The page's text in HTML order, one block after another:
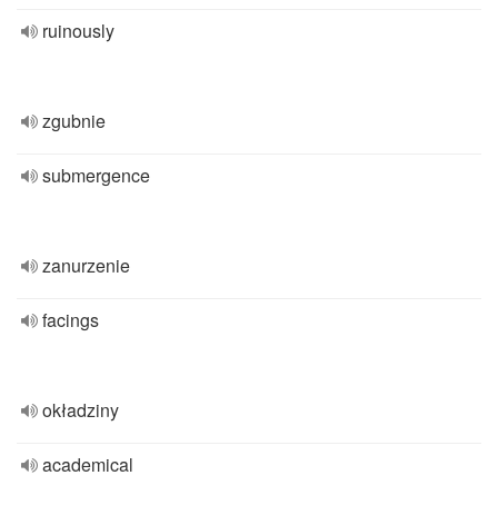
ruinously
zgubnie
submergence
zanurzenie
facings
okładziny
academical